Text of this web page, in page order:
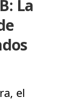
La
el